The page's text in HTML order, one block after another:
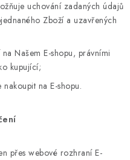
uchování zadaných údajů
Zboží a uzavřených
Našem E-shopu, právními
kupující;
na E-shopu.
přes webové rozhraní E-